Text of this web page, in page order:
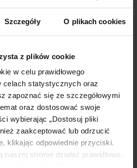
Szczegóły O plikach cookies
z plików cookie
w celu prawidłowego
celach statystycznych oraz
zapoznać się ze szczegółowymi
oraz dostosować swoje
wybierając „Dostosuj pliki
zaakceptować lub odrzucić
klikając odpowiednie przyciski.
naszej stronie działać prawidłowo.